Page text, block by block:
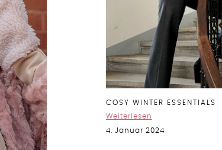
COSY WINTER ESSENTIALS
Weiterlesen
4. Januar 2024